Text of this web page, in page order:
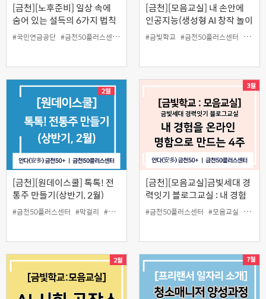
[금천][노후준비] 일상 속에
숨어 있는 설득의 6가지 법칙
#국민연금공단 #금천50플러스센터 #노후준비 #무료강좌 #인생설계
[금천][모음교실] 내 손안에
인공지능(생성형 AI 창작 놀이
터)
#금빛학교 #금천50플러스센터 #모음
[금천][원데이스쿨] 톡톡! 전
통주 만들기(상반기, 2월)
#금천50플러스센터 #막걸리 #수제막걸리 #원데이스쿨 #인생설계 #전통주
[금천][모음교실]금빛세대 경
력잇기 블로그교실 : 내 경험
을 온라인 명함으로 만드는 4
주
#금천50플러스센터 #모음교실 #블로